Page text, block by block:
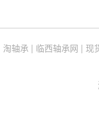
淘轴承 (current)
| 临西轴承网 | 现